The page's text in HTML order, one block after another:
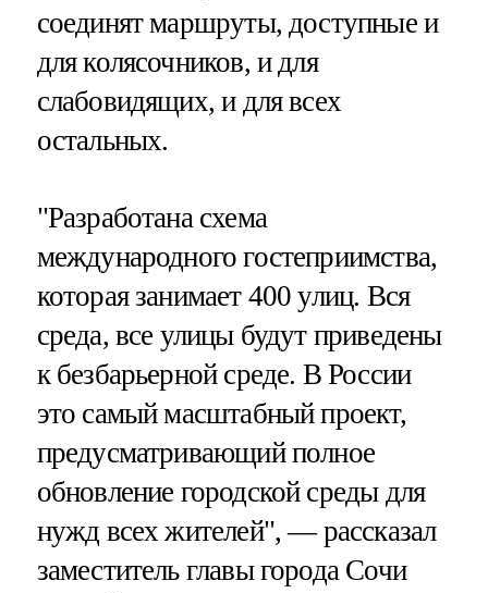
соединят маршруты, доступные и
для колясочников, и для
слабовидящих, и для всех
остальных.
"Разработана схема
международного гостеприимства,
которая занимает 400 улиц. Вся
среда, все улицы будут приведены
к безбарьерной среде. В России
это самый масштабный проект,
предусматривающий полное
обновление городской среды для
нужд всех жителей", — рассказал
заместитель главы города Сочи